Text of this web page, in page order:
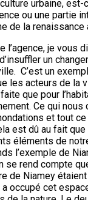
urbaine,
ou une partie
de la renaissance
l’agence, je vous
un
C’est un
les acteurs de la
que pour
Ce qui
et tout ce
est dû au fait que
éléments de
l’exemple de
se rend compte
de Niamey étaient
a occupé cet